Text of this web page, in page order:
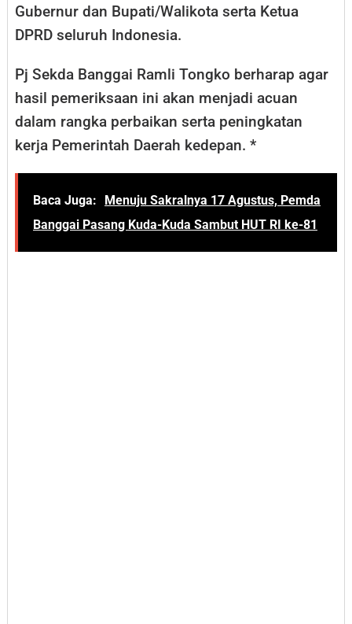
Gubernur dan Bupati/Walikota serta Ketua
DPRD seluruh Indonesia.
Pj Sekda Banggai Ramli Tongko berharap agar
hasil pemeriksaan ini akan menjadi acuan
dalam rangka perbaikan serta peningkatan
kerja Pemerintah Daerah kedepan. *
Baca Juga:
Menuju Sakralnya 17 Agustus, Pemda
Banggai Pasang Kuda-Kuda Sambut HUT RI ke-81